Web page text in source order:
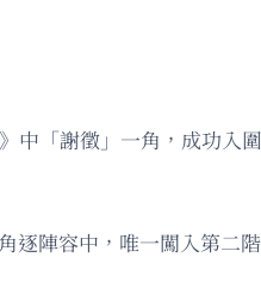
中「謝徵」一角，成功入
逐陣容中，唯一闖入第二